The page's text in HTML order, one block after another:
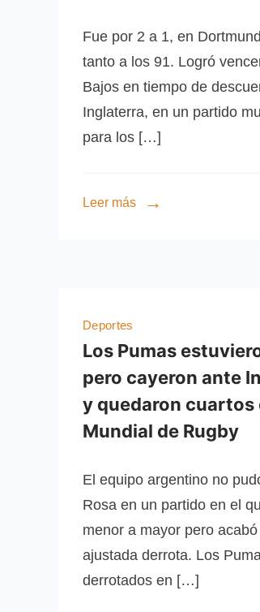
Fue por 2 a 1, en
tanto a los 91. Logró
Bajos en tiempo de
Inglaterra, en un partido
para los […]
Leer más
Deportes
Los Pumas
pero cayeron ante
y quedaron cuartos
Mundial de Rugby
El equipo argentino no
Rosa en un partido en el
menor a mayor pero
ajustada derrota. Los
derrotados en […]